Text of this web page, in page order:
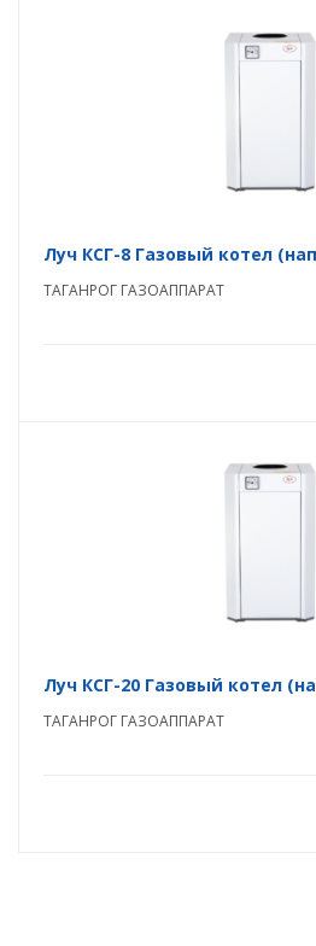
Луч КСГ-8 Газовый котел
ТАГАНРОГ ГАЗОАППАРАТ
Луч КСГ-20 Газовый котел
ТАГАНРОГ ГАЗОАППАРАТ